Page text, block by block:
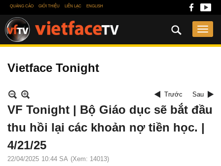
QUẢNG CÁO GIỚI THIỆU LIÊN LẠC ENGLISH
Vietface Tonight
Trước Sau
VF Tonight | Bộ Giáo dục sẽ bắt đầu
thu hồi lại các khoản nợ tiền học. |
4/21/25
22/04/2025 10:44 SA (Xem: 14013)